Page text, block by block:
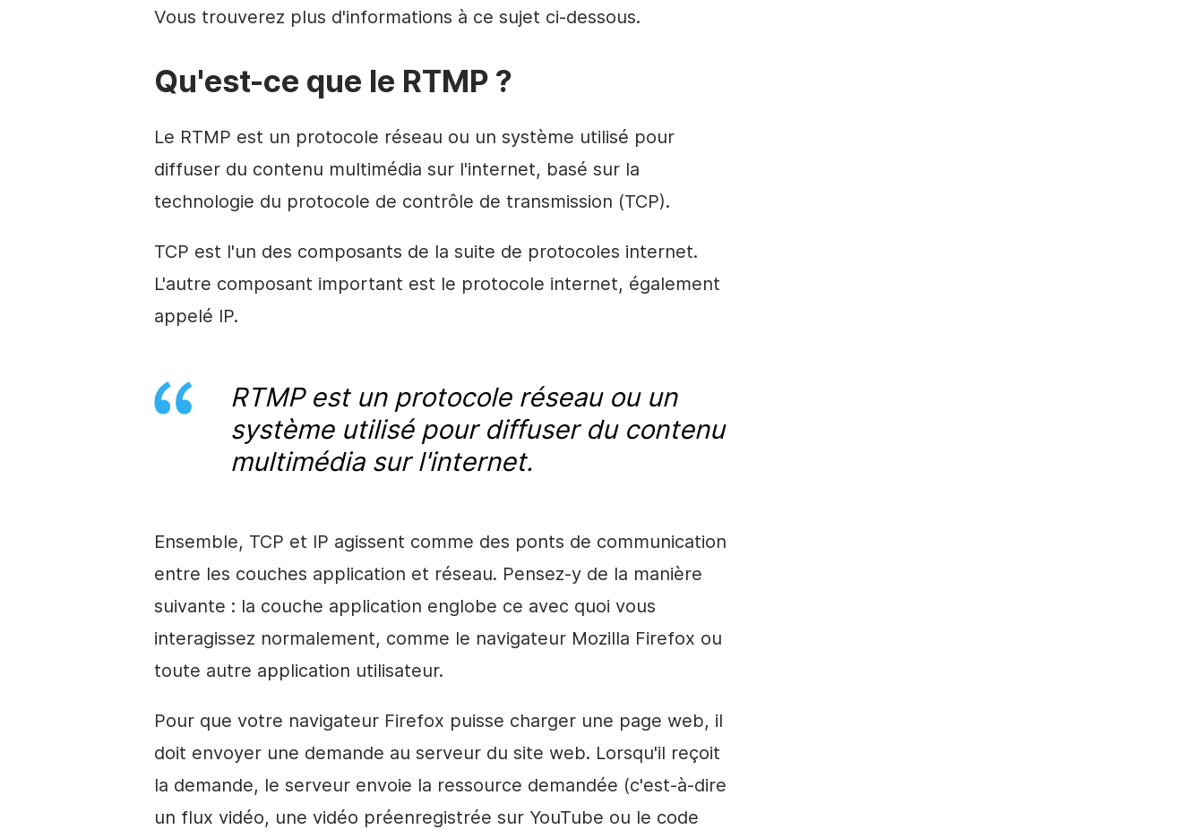
Vous trouverez plus d'informations à ce sujet ci-dessous.
Qu'est-ce que le RTMP ?
Le RTMP est un protocole réseau ou un système utilisé pour
diffuser du contenu multimédia sur l'internet, basé sur la
technologie du protocole de contrôle de transmission (TCP).
TCP est l'un des composants de la suite de protocoles internet.
L'autre composant important est le protocole internet, également
appelé IP.
RTMP est un protocole réseau ou un
système utilisé pour diffuser du contenu
multimédia sur l'internet.
Ensemble, TCP et IP agissent comme des ponts de communication
entre les couches application et réseau. Pensez-y de la manière
suivante : la couche application englobe ce avec quoi vous
interagissez normalement, comme le navigateur Mozilla Firefox ou
toute autre application utilisateur.
Pour que votre navigateur Firefox puisse charger une page web, il
doit envoyer une demande au serveur du site web. Lorsqu'il reçoit
la demande, le serveur envoie la ressource demandée (c'est-à-dire
un flux vidéo, une vidéo préenregistrée sur YouTube ou le code